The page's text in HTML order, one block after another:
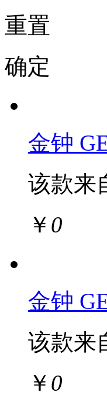
重置
确定
金钟
该款来
￥ 0
金钟
该款来
￥ 0